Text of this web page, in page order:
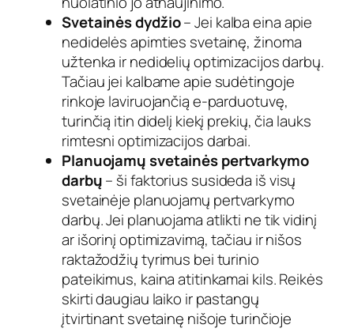
Svetainės dydžio– Jei kalba eina apie
nedidelės apimties svetainę, žinoma
užtenka ir nedidelių optimizacijos darbų.
Tačiau jei kalbame apie sudėtingoje
rinkoje laviruojančią e-parduotuvę,
turinčią itin didelį kiekį prekių, čia lauks
rimtesni optimizacijos darbai.
Planuojamų svetainės pertvarkymo
darbų– ši faktorius susideda iš visų
svetainėje planuojamų pertvarkymo
darbų. Jei planuojama atlikti ne tik vidinį
ar išorinį optimizavimą, tačiau ir nišos
raktažodžių tyrimus bei turinio
pateikimus, kaina atitinkamai kils. Reikės
skirti daugiau laiko ir pastangų
įtvirtinant svetainę nišoje turinčioje